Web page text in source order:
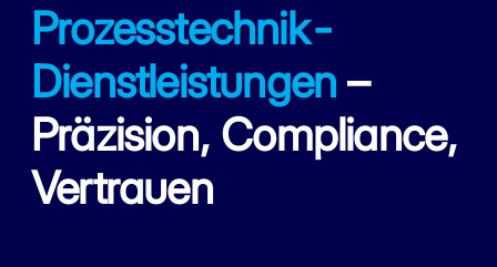
Prozesstechnik-
Dienstleistungen –
Präzision, Compliance,
Vertrauen